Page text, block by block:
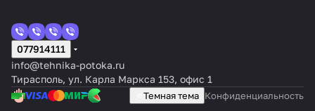
077914111
info@tehnika-potoka.ru
Тирасполь, ул. Карла Маркса 153, офис 1
Темная тема Конфиденциальность